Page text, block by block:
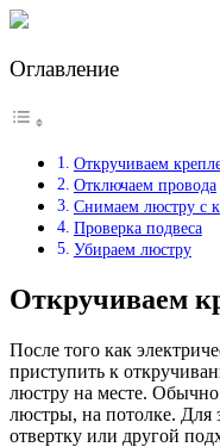
Оглавление
Откручиваем
Отключаем провода
Снимаем люстру с
Проверка подвеса
Убираем люстру
Откручиваем
После того как
приступить к
люстру на месте. Обычно
люстры, на потолке. Для
отвертку или другой